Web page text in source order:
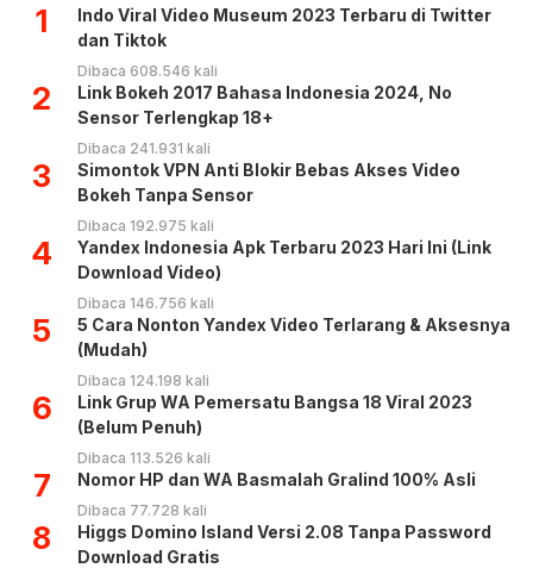
1
Indo Viral Video Museum 2023 Terbaru di Twitter
dan Tiktok
Dibaca 608.546 kali
2
Link Bokeh 2017 Bahasa Indonesia 2024, No
Sensor Terlengkap 18+
Dibaca 241.931 kali
3
Simontok VPN Anti Blokir Bebas Akses Video
Bokeh Tanpa Sensor
Dibaca 192.975 kali
4
Yandex Indonesia Apk Terbaru 2023 Hari Ini (Link
Download Video)
Dibaca 146.756 kali
5
5 Cara Nonton Yandex Video Terlarang & Aksesnya
(Mudah)
Dibaca 124.198 kali
6
Link Grup WA Pemersatu Bangsa 18 Viral 2023
(Belum Penuh)
Dibaca 113.526 kali
7 Nomor HP dan WA Basmalah Gralind 100% Asli
Dibaca 77.728 kali
8
Higgs Domino Island Versi 2.08 Tanpa Password
Download Gratis